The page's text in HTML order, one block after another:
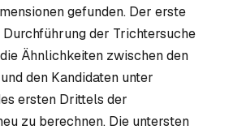
gefunden. Der erste
der Trichtersuche
Ähnlichkeiten zwischen den
den Kandidaten unter
ersten Drittels der
zu berechnen. Die untersten